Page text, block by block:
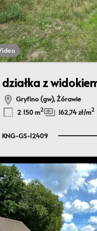
działka z
Gryfino (gw), Żórawie
2 150 m2 162,74 zł/m2
KNG-GS-12409